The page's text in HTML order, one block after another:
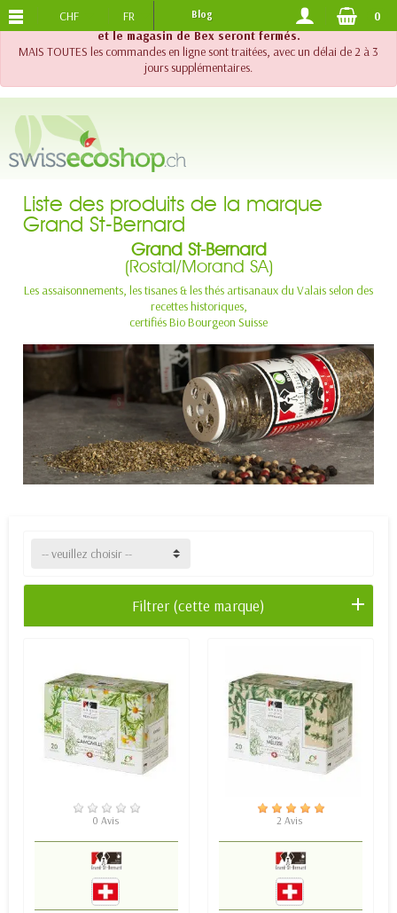
!! Important !! Jusqu'au 20 août 2026, le support téléphonique
et le magasin de Bex seront fermés.
MAIS TOUTES les commandes en ligne sont traitées, avec un délai de 2 à 3
jours supplémentaires.
PORTS OFFERTS DES 120.-
CHF FR Blog 0
Liste des produits de la marque
Grand St-Bernard
Grand St-Bernard
(Rostal/Morand SA)
Les assaisonnements, les tisanes & les thés artisanaux du Valais selon des
recettes historiques,
certifiés Bio Bourgeon Suisse
-- veuillez choisir --
Filtrer (cette marque)
EN STOCK
0 Avis
EN STOCK
2 Avis